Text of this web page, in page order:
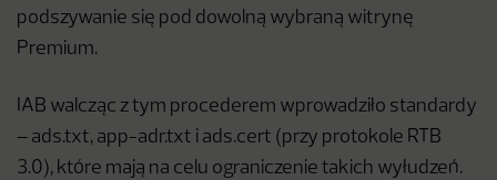
podszywanie się pod dowolną wybraną witrynę
Premium.
IAB walcząc z tym procederem wprowadziło standardy
– ads.txt, app-adr.txt i ads.cert (przy protokole RTB
3.0), które mają na celu ograniczenie takich wyłudzeń.